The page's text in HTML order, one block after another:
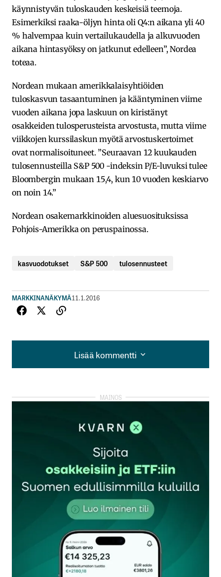
käynnistyvän tuloskauden keskeisiä teemoja.
Esimerkiksi raaka-öljyn hinta oli Q4:n aikana yli 40
% halvempaa kuin vertailukaudella ja alkuvuoden
aikana hintasyöksy on jatkunut edelleen”, Nordea
toteaa.
Nordean mukaan amerikkalaisyhtiöiden
tuloskasvun tasaantuminen ja kääntyminen viime
vuoden aikana jopa laskuun on kiristänyt
osakkeiden tulosperusteista arvostusta, mutta viime
viikkojen kurssilaskun myötä arvostuskertoimet
ovat normalisoituneet. ”Seuraavan 12 kuukauden
tulosennusteilla S&P 500 -indeksin P/E-luvuksi tulee
Bloombergin mukaan 15,4, kun 10 vuoden keskiarvo
on noin 14.”
Nordean osakemarkkinoiden aluesuosituksissa
Pohjois-Amerikka on peruspainossa.
kasvuodotukset S&P 500 tulosennusteet
MARKKINANÄKYMÄ11.1.2016
Lisää kommentti
Lisää kommentti
kirjautua
rekisteröityä
Sähköpostiosoitettasi ei julkaista.Pakolliset
kentät on merkitty*
Kommentti*